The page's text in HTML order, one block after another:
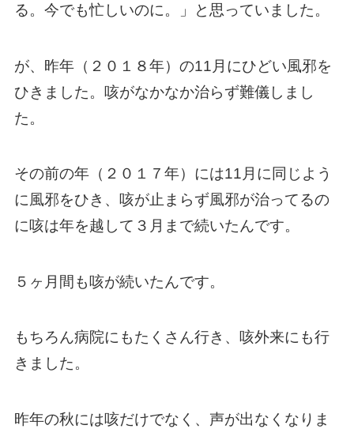
る。今でも忙しいのに。」と思っていました。
が、昨年（２０１８年）の11月にひどい風邪を
ひきました。咳がなかなか治らず難儀しまし
た。
その前の年（２０１７年）には11月に同じよう
に風邪をひき、咳が止まらず風邪が治ってるの
に咳は年を越して３月まで続いたんです。
５ヶ月間も咳が続いたんです。
もちろん病院にもたくさん行き、咳外来にも行
きました。
昨年の秋には咳だけでなく、声が出なくなりま